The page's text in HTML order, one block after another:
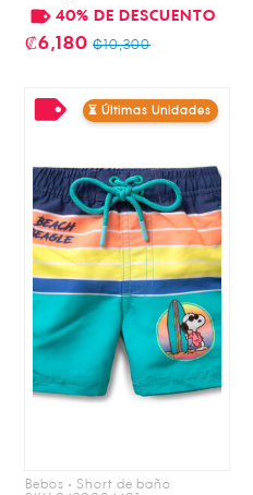
40% DE DESCUENTO
₡6,180 ₡10,300
⏳ Últimas Unidades
Bebos • Short de baño